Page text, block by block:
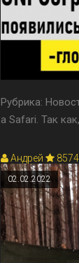
Рубрика:
а Safari. Так
Андрей
02.02.2022